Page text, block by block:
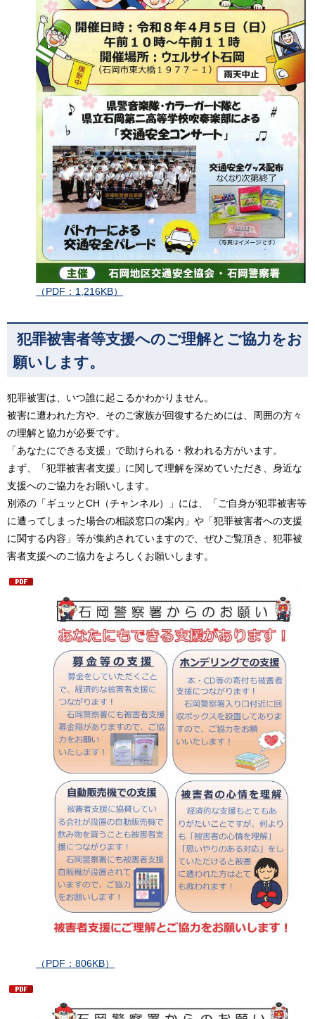
（PDF：1,216KB）
犯罪被害者等支援へのご理解とご協力をお
願いします。
犯罪被害は、いつ誰に起こるかわかりません。
被害に遭われた方や、そのご家族が回復するためには、周囲の方々
の理解と協力が必要です。
「あなたにできる支援」で助けられる・救われる方がいます。
まず、「犯罪被害者支援」に関して理解を深めていただき、身近な
支援へのご協力をお願いします。
別添の「ギュッとCH（チャンネル）」には、「ご自身が犯罪被害等
に遭ってしまった場合の相談窓口の案内」や「犯罪被害者への支援
に関する内容」等が集約されていますので、ぜひご覧頂き、犯罪被
害者支援へのご協力をよろしくお願いします。
（PDF：806KB）